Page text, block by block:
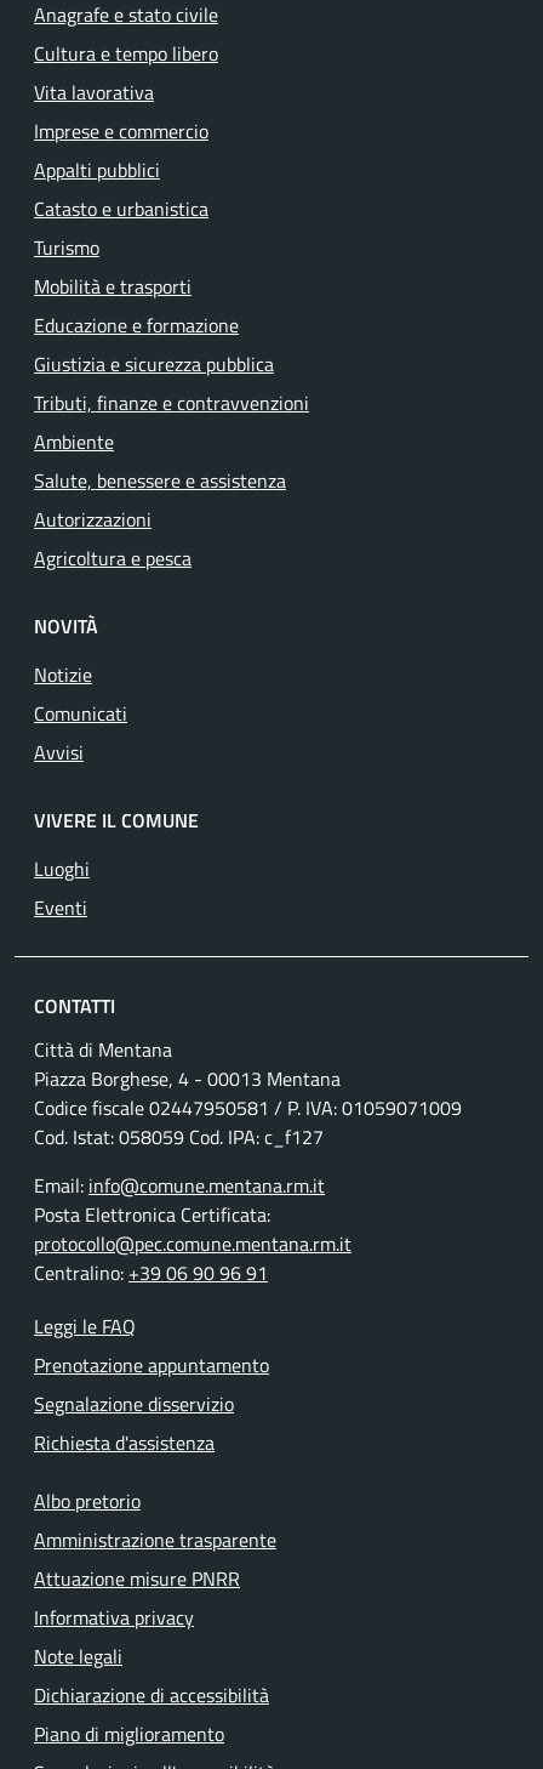
Anagrafe e stato civile
Cultura e tempo libero
Vita lavorativa
Imprese e commercio
Appalti pubblici
Catasto e urbanistica
Turismo
Mobilità e trasporti
Educazione e formazione
Giustizia e sicurezza pubblica
Tributi, finanze e contravvenzioni
Ambiente
Salute, benessere e assistenza
Autorizzazioni
Agricoltura e pesca
NOVITÀ
Notizie
Comunicati
Avvisi
VIVERE IL COMUNE
Luoghi
Eventi
CONTATTI
Città di Mentana
Piazza Borghese, 4 - 00013 Mentana
Codice fiscale02447950581 / P. IVA:01059071009
Cod. Istat: 058059 Cod. IPA: c_f127
Email: info@comune.mentana.rm.it
Posta Elettronica Certificata:
protocollo@pec.comune.mentana.rm.it
Centralino: +39 06 90 96 91
Leggi le FAQ
Prenotazione appuntamento
Segnalazione disservizio
Richiesta d'assistenza
Albo pretorio
Amministrazione trasparente
Attuazione misure PNRR
Informativa privacy
Note legali
Dichiarazione di accessibilità
Piano di miglioramento